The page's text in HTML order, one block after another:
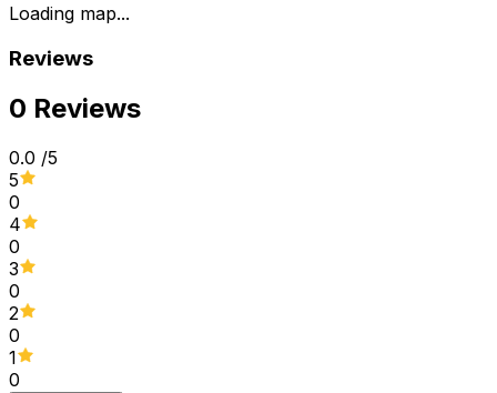
Loading map...
Reviews
0 Reviews
0.0 /5
5
0
4
0
3
0
2
0
1
0